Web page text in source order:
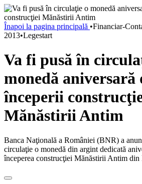
Înapoi la pagina principală •Financiar-
2013•Legestart
Va fi pusă în
monedă aniversară
începerii
Mănăstirii Antim
Banca Naţională a României (BNR) a
circulaţie o monedă din argint dedicată
începerea construcţiei Mănăstirii Antim din